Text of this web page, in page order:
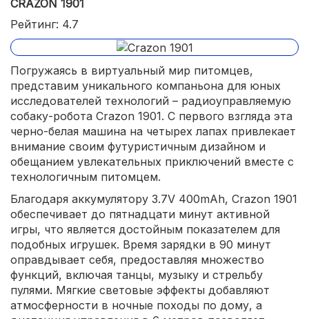
CRAZON 1901
Рейтинг: 4.7
Погружаясь в виртуальный мир питомцев,
представим уникального компаньона для юных
исследователей технологий – радиоуправляемую
собаку-робота Crazon 1901. С первого взгляда эта
черно-белая машина на четырех лапах привлекает
внимание своим футуристичным дизайном и
обещанием увлекательных приключений вместе с
технологичным питомцем.
Благодаря аккумулятору 3.7V 400mAh, Crazon 1901
обеспечивает до пятнадцати минут активной
игры, что является достойным показателем для
подобных игрушек. Время зарядки в 90 минут
оправдывает себя, предоставляя множество
функций, включая танцы, музыку и стрельбу
пулями. Мягкие световые эффекты добавляют
атмосферности в ночные походы по дому, а